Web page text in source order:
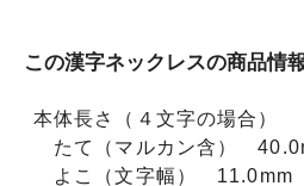
この漢字ネックレスの商品情
本体長さ（４文字の場合）
たて（マルカン含）
よこ（文字幅） 11.0mm